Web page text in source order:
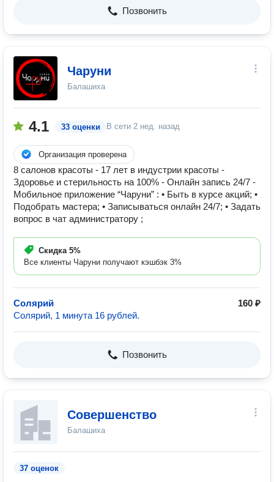
Позвонить
Чаруни
Балашиха
4.1 33 оценки В сети 2 нед. назад
Организация проверена
8 салонов красоты - 17 лет в индустрии красоты -
Здоровье и стерильность на 100% - Онлайн запись 24/7 -
Мобильное приложение “Чаруни” : • Быть в курсе акций; •
Подобрать мастера; • Записываться онлайн 24/7; • Задать
вопрос в чат администратору ;
Скидка 5%
Все клиенты Чаруни получают кэшбэк 3%
Солярий
160 ₽
Солярий, 1 минута 16 рублей.
Позвонить
Совершенство
Балашиха
37 оценок